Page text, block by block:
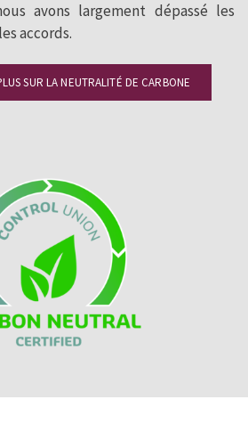
avons largement dépassé les
accords.
SUR LA NEUTRALITÉ DE CARBONE